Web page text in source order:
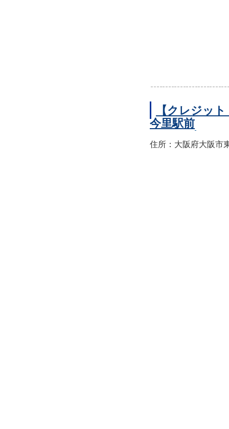
【クレジッ
今里駅前
住所：大阪府大阪市